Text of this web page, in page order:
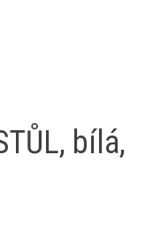
bílá,
Kč.